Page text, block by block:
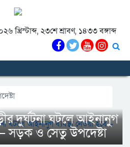
২৩শে শ্রাবণ, ১৪৩৩ বঙ্গাব্দ
দুর্ঘটনা ঘটলে আইনানুগ
– সড়ক ও সেতু উপদেষ্টা